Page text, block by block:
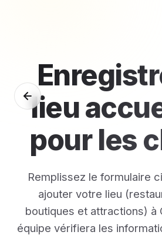
lieu
pour les
Remplissez le formulaire
ajouter votre lieu
boutiques et attractions) à
équipe vérifiera les